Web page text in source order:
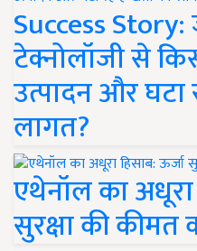
Success
टेक्नोलॉजी से
उत्पादन और
लागत?
एथेनॉल का अधूरा
सुरक्षा की कीमत